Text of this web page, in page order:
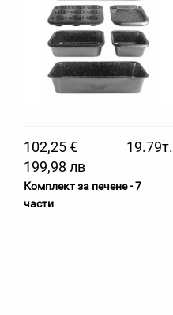
102,25 €
19.79т.
199,98 лв
Комплект за печене - 7
части